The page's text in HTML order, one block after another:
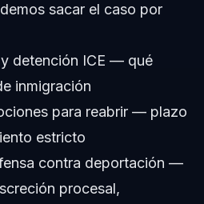
sacar el caso por
detención ICE — qué
inmigración
para reabrir — plazo
estricto
contra deportación —
procesal,